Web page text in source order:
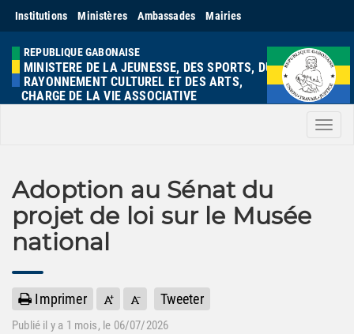
Institutions Ministères Ambassades Mairies
REPUBLIQUE GABONAISE
MINISTERE DE LA JEUNESSE, DES SPORTS, DU
RAYONNEMENT CULTUREL ET DES ARTS,
CHARGE DE LA VIE ASSOCIATIVE
Menu
Adoption au Sénat du
projet de loi sur le Musée
national
Imprimer Tweeter
Publié il y a 1 mois, le 06/07/2026